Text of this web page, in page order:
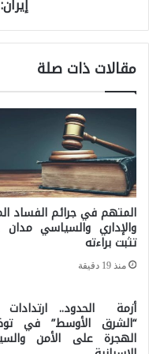
د
ب
و
ن
ي
ن
ب
ا
ح
ا
-
ا
ل
إ
ر
مقالات ذات صلة
المتهم في جرائم الفساد
والإداري والسياسي
تثبت براءته
منذ 19 دقيقة
أزمة الحدود.. ارتدادات
“الشرق الأوسط” في
الهجرة على الأمن